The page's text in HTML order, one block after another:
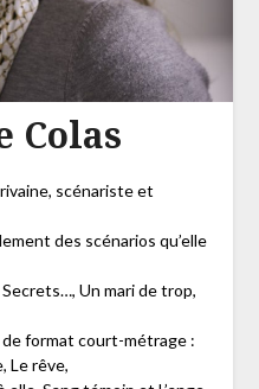
Colas
scénariste et
des scénarios qu’elle
Secrets…, Un mari de trop,
de format court-métrage :
Le rêve,